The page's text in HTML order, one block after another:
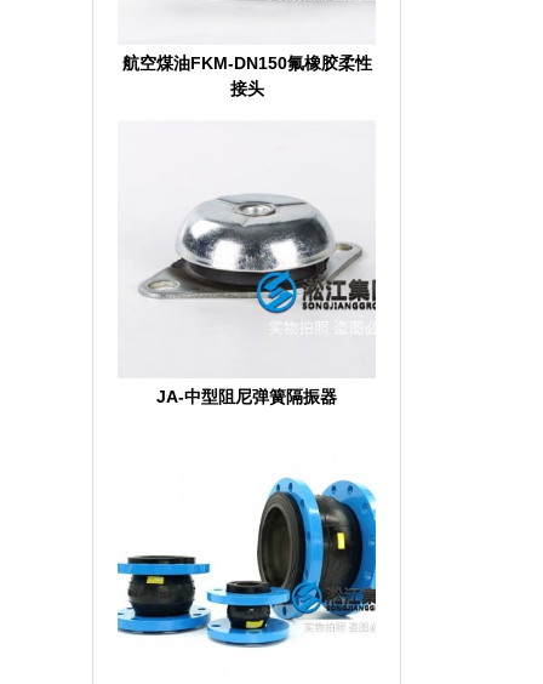
航空煤油FKM-DN150氟橡胶柔性
接头
JA-中型阻尼弹簧隔振器